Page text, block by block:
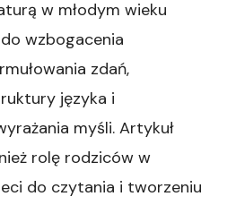
w młodym wieku
wzbogacenia
zdań,
języka i
myśli. Artykuł
rolę rodziców w
do czytania i tworzeniu